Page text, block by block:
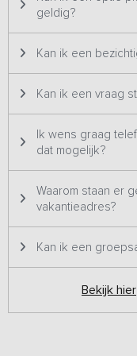
grotere groepen
verhuurd.
geldig?
Kan ik een
Kan ik een vraag
Ik wens graag
dat mogelijk?
Waarom staan er
vakantieadres?
Kan ik een
Bekijk hier